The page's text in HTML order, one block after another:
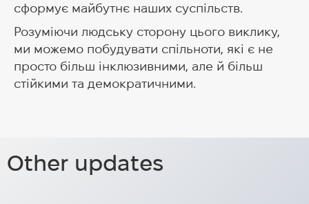
сформує майбутнє наших суспільств.
Розуміючи людську сторону цього виклику,
ми можемо побудувати спільноти, які є не
просто більш інклюзивними, але й більш
стійкими та демократичними.
Other updates
лауреатів в Україні, закликає до
справедливості та відновлення
Візит зафільмований у короткому
відносини